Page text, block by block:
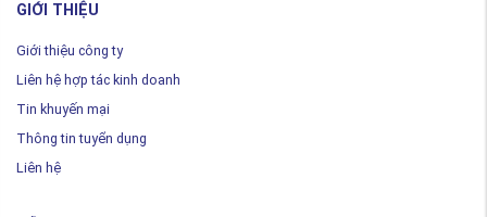
GIỚI THIỆU
Giới thiệu công ty
Liên hệ hợp tác kinh doanh
Tin khuyến mại
Thông tin tuyển dụng
Liên hệ